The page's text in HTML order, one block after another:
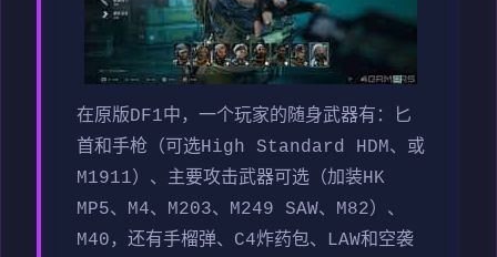
在原版DF1中，一个玩家的随身武器有：匕
首和手枪（可选High Standard HDM、或
M1911）、主要攻击武器可选（加装HK
MP5、M4、M203、M249 SAW、M82）、
M40，还有手榴弹、C4炸药包、LAW和空袭